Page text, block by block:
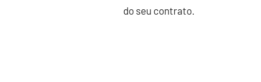
do seu contrato.